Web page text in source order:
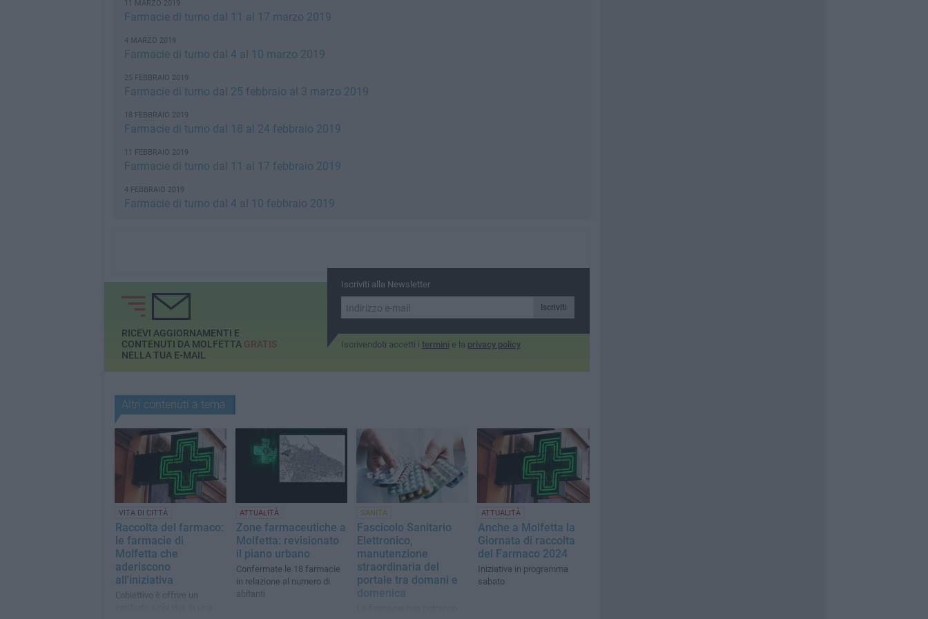
11 MARZO 2019
Farmacie di turno dal 11 al 17 marzo 2019
4 MARZO 2019
Farmacie di turno dal 4 al 10 marzo 2019
25 FEBBRAIO 2019
Farmacie di turno dal 25 febbraio al 3 marzo 2019
18 FEBBRAIO 2019
Farmacie di turno dal 18 al 24 febbraio 2019
11 FEBBRAIO 2019
Farmacie di turno dal 11 al 17 febbraio 2019
4 FEBBRAIO 2019
Farmacie di turno dal 4 al 10 febbraio 2019
Iscriviti alla Newsletter
Iscriviti
Iscrivendoti accetti i termini e la privacy policy
RICEVI AGGIORNAMENTI E
CONTENUTI DA MOLFETTA GRATIS
NELLA TUA E-MAIL
Altri contenuti a tema
VITA DI CITTÀ
Raccolta del farmaco:
le farmacie di
Molfetta che
aderiscono
all'iniziativa
L'obiettivo è offrire un
ATTUALITÀ
Zone farmaceutiche a
Molfetta: revisionato
il piano urbano
Confermate le 18 farmacie
in relazione al numero di
abitanti
SANITÀ
Fascicolo Sanitario
Elettronico,
manutenzione
straordinaria del
portale tra domani e
domenica
ATTUALITÀ
Anche a Molfetta la
Giornata di raccolta
del Farmaco 2024
Iniziativa in programma
sabato